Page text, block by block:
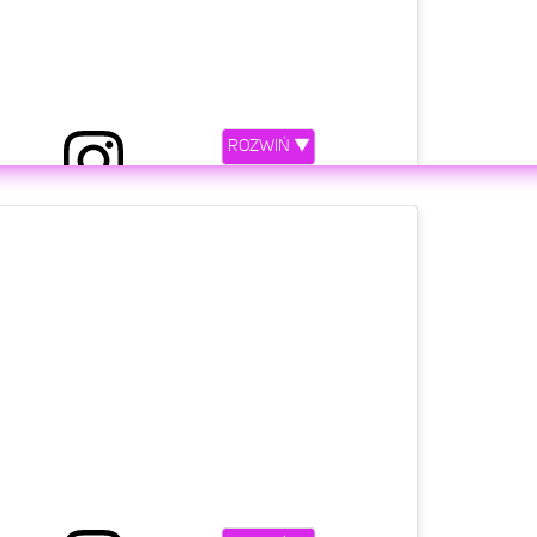
@conchitawurst Photo © @van_schwarzdorn
ROZWIŃ ▼